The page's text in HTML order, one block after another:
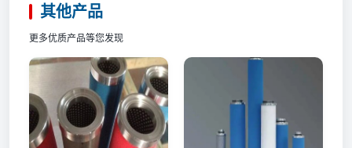
其他产品
更多优质产品等您发现